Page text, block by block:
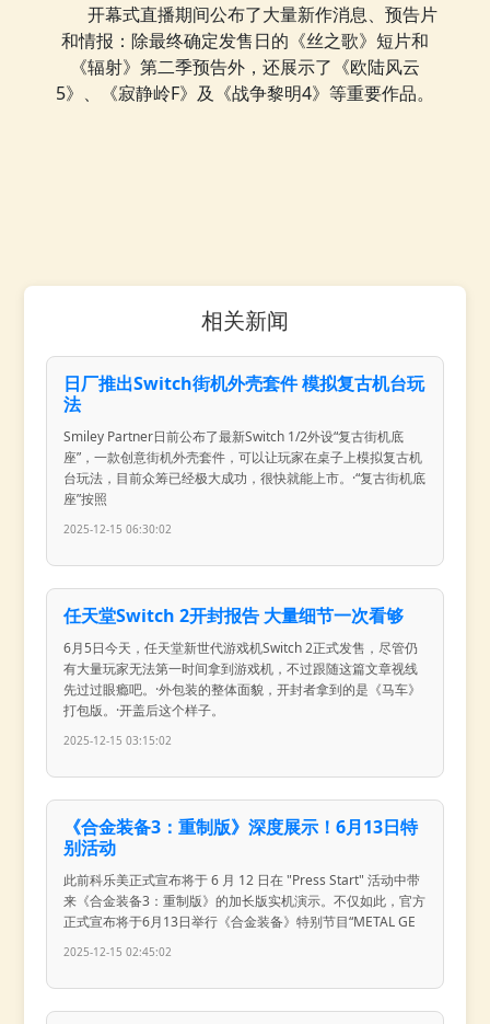
开幕式直播期间公布了大量新作消息、预告片
和情报：除最终确定发售日的《丝之歌》短片和
《辐射》第二季预告外，还展示了《欧陆风云
5》、《寂静岭F》及《战争黎明4》等重要作品。
相关新闻
日厂推出Switch街机外壳套件 模拟复古机台玩
法
Smiley Partner日前公布了最新Switch 1/2外设“复古街机底
座”，一款创意街机外壳套件，可以让玩家在桌子上模拟复古机
台玩法，目前众筹已经极大成功，很快就能上市。·“复古街机底
座”按照
2025-12-15 06:30:02
任天堂Switch 2开封报告 大量细节一次看够
6月5日今天，任天堂新世代游戏机Switch 2正式发售，尽管仍
有大量玩家无法第一时间拿到游戏机，不过跟随这篇文章视线
先过过眼瘾吧。·外包装的整体面貌，开封者拿到的是《马车》
打包版。·开盖后这个样子。
2025-12-15 03:15:02
《合金装备3：重制版》深度展示！6月13日特
别活动
此前科乐美正式宣布将于 6 月 12 日在 "Press Start" 活动中带
来《合金装备3：重制版》的加长版实机演示。不仅如此，官方
正式宣布将于6月13日举行《合金装备》特别节目“METAL GE
2025-12-15 02:45:02